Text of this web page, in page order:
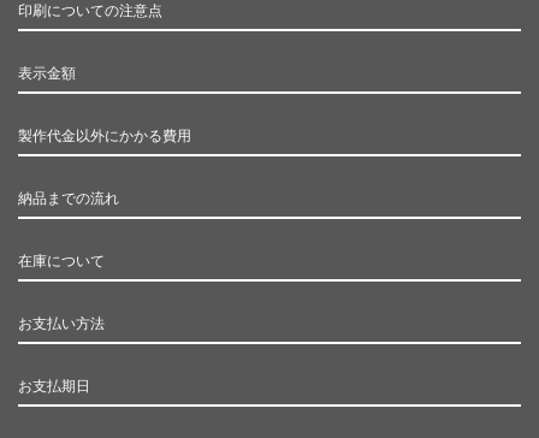
印刷についての注意点
表示金額
製作代金以外にかかる費用
納品までの流れ
在庫について
お支払い方法
お支払期日